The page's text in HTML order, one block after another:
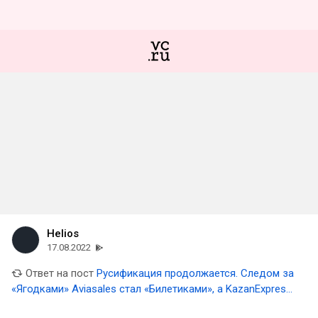
Helios
17.08.2022
Ответ на пост Русификация продолжается. Следом за
«Ягодками» Aviasales стал «Билетиками», а KazanExpress